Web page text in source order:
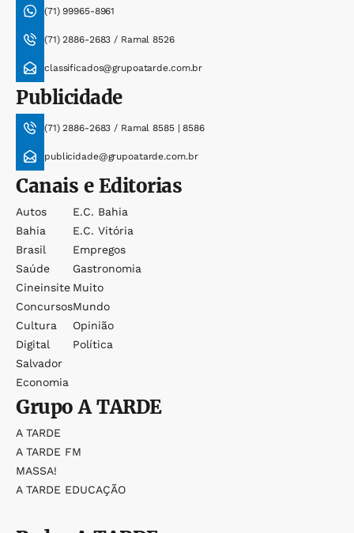
(71) 99965-8961
(71) 2886-2683 / Ramal 8526
classificados@grupoatarde.com.br
Publicidade
(71) 2886-2683 / Ramal 8585 | 8586
publicidade@grupoatarde.com.br
Canais e Editorias
Autos
Bahia
Brasil
Saúde
Cineinsite
Concursos
Cultura
Digital
Salvador
Economia
E.c. Bahia
E.c. Vitória
Empregos
Gastronomia
Muito
Mundo
Opinião
Política
GrupoA TARDE
A TARDE
A TARDE FM
MASSA!
A TARDE EDUCAÇÃO